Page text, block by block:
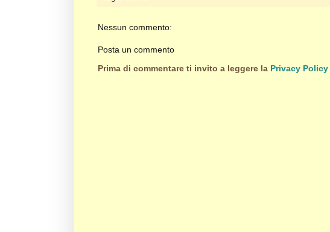
Nessun commento:
Posta un commento
Prima di commentare ti invito a leggere la Privacy Policy